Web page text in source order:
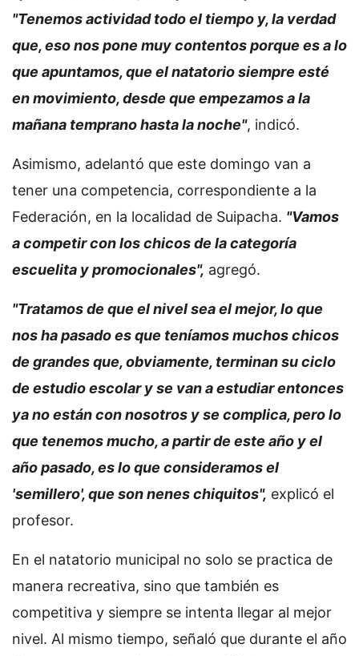
"Tenemos actividad todo el tiempo y, la verdad
que, eso nos pone muy contentos porque es a lo
que apuntamos, que el natatorio siempre esté
en movimiento, desde que empezamos a la
mañana temprano hasta la noche", indicó.
Asimismo, adelantó que este domingo van a
tener una competencia, correspondiente a la
Federación, en la localidad de Suipacha. "Vamos
a competir con los chicos de la categoría
escuelita y promocionales", agregó.
"Tratamos de que el nivel sea el mejor, lo que
nos ha pasado es que teníamos muchos chicos
de grandes que, obviamente, terminan su ciclo
de estudio escolar y se van a estudiar entonces
ya no están con nosotros y se complica, pero lo
que tenemos mucho, a partir de este año y el
año pasado, es lo que consideramos el
'semillero', que son nenes chiquitos", explicó el
profesor.
En el natatorio municipal no solo se practica de
manera recreativa, sino que también es
competitiva y siempre se intenta llegar al mejor
nivel. Al mismo tiempo, señaló que durante el año